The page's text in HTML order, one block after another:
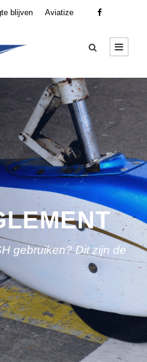
blijven Aviatize
gebruiken? Dit zijn de